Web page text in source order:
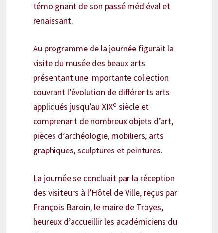
témoignant de son passé médiéval et
renaissant.
Au programme de la journée figurait la
visite du musée des beaux arts
présentant une importante collection
couvrant l’évolution de différents arts
appliqués jusqu’au XIXe siècle et
comprenant de nombreux objets d’art,
pièces d’archéologie, mobiliers, arts
graphiques, sculptures et peintures.
La journée se concluait par la réception
des visiteurs à l’Hôtel de Ville, reçus par
François Baroin, le maire de Troyes,
heureux d’accueillir les académiciens du